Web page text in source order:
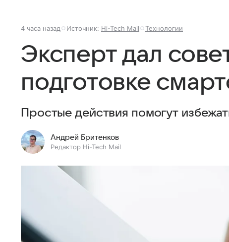
4 часа назад Источник: Hi-Tech Mail Технологии
Эксперт дал
подготовке
Простые действия помогут
Андрей Бритенков
Редактор Hi-Tech Mail